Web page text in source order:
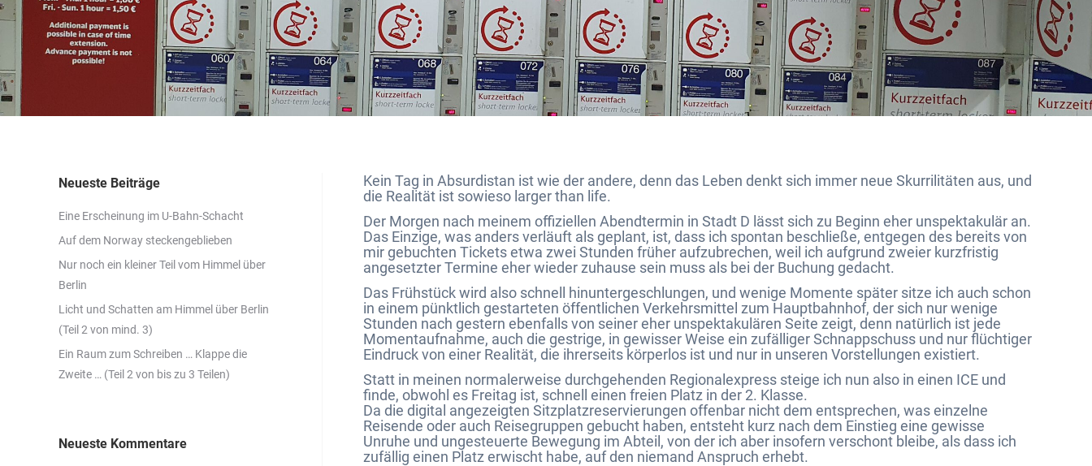
Kein Tag in Absurdistan ist wie der andere, denn das Leben denkt sich immer neue Skurrilitäten aus, und
die Realität ist sowieso larger than life.
Der Morgen nach meinem offiziellen Abendtermin in Stadt D lässt sich zu Beginn eher unspektakulär an.
Das Einzige, was anders verläuft als geplant, ist, dass ich spontan beschließe, entgegen des bereits von
mir gebuchten Tickets etwa zwei Stunden früher aufzubrechen, weil ich aufgrund zweier kurzfristig
angesetzter Termine eher wieder zuhause sein muss als bei der Buchung gedacht.
Das Frühstück wird also schnell hinuntergeschlungen, und wenige Momente später sitze ich auch schon
in einem pünktlich gestarteten öffentlichen Verkehrsmittel zum Hauptbahnhof, der sich nur wenige
Stunden nach gestern ebenfalls von seiner eher unspektakulären Seite zeigt, denn natürlich ist jede
Momentaufnahme, auch die gestrige, in gewisser Weise ein zufälliger Schnappschuss und nur flüchtiger
Eindruck von einer Realität, die ihrerseits körperlos ist und nur in unseren Vorstellungen existiert.
Statt in meinen normalerweise durchgehenden Regionalexpress steige ich nun also in einen ICE und
finde, obwohl es Freitag ist, schnell einen freien Platz in der 2. Klasse.
Da die digital angezeigten Sitzplatzreservierungen offenbar nicht dem entsprechen, was einzelne
Reisende oder auch Reisegruppen gebucht haben, entsteht kurz nach dem Einstieg eine gewisse
Unruhe und ungesteuerte Bewegung im Abteil, von der ich aber insofern verschont bleibe, als dass ich
zufällig einen Platz erwischt habe, auf den niemand Anspruch erhebt.
Neueste Beiträge
Eine Erscheinung im U-Bahn-Schacht
Auf dem Norway steckengeblieben
Nur noch ein kleiner Teil vom Himmel über
Berlin
Licht und Schatten am Himmel über Berlin
(Teil 2 von mind. 3)
Ein Raum zum Schreiben … Klappe die
Zweite … (Teil 2 von bis zu 3 Teilen)
Neueste Kommentare